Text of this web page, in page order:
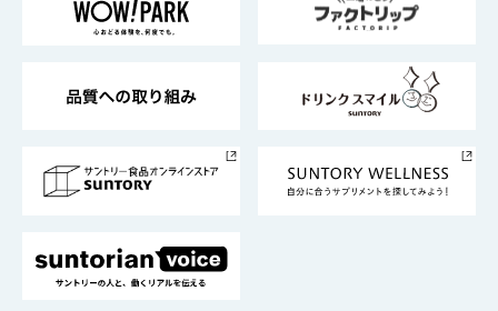
地域情報
サントリーサンバーズ大阪
サントリーが考えるサステナビリティ経営
企業概要
採用情報